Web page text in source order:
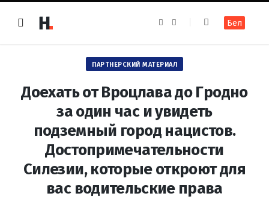
e
o
o
t
g
r
Бел
ПАРТНЕРСКИЙ МАТЕРИАЛ
Доехать от Вроцлава до Гродно
за один час и увидеть
подземный город нацистов.
Достопримечательности
Силезии, которые откроют для
вас водительские права